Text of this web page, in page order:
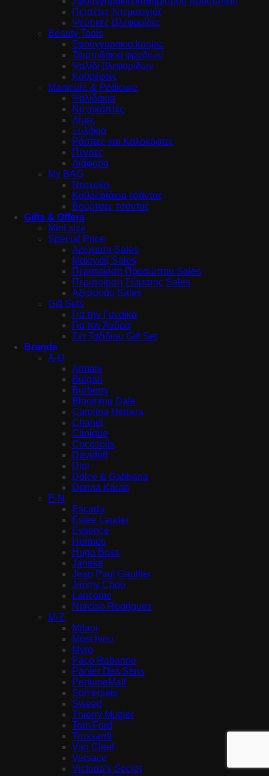
Πετσέτες Ντεμακιγιάζ
Ψεύτικες Βλεφαρίδες
Beauty Tools
Σφουγγαράκια konjac
Τσιμπιδάκια φρυδιών
Ψαλίδι βλεφαρίδων
Καθρέφτες
Manicure & Pedicure
Ψαλιδάκια
Νυχοκόπτες
Λίμες
Ξυλάκια
Ράσπες και Καλοκόφτες
Πένσες
Διάφορα
My BAG
Νεσεσέρ
Καθρεφτάκια τσάντας
Βούρτσες τσάντας
Gifts & Offers
Mini size
Special Price
Αρώματα Sales
Μακιγιάζ Sales
Περιποίηση Προσώπου Sales
Περιποίηση Σώματος Sales
Αξεσουάρ Sales
Gift Sets
Για την Γυναίκα
Για τον Άνδρα
Σετ Ταξιδιού Gift Set
Brands
A-D
Armani
Bulgari
Burberry
Blooming Dale
Carolina Herrera
Chanel
Clinique
Cocosolis
Davidoff
Dior
Dolce & Gabbana
Donna Karan
E-N
Escada
Estee Lauder
Essence
Hermes
Hugo Boss
Janeke
Jean Paul Gaultier
Jimmy Choo
Lancome
Narciso Rodriguez
M-Z
Milani
Moschino
Myro
Paco Rabanne
Panier Des Sens
PerfumeMall
Somersets
Sweed
Thierry Mugler
Tom Ford
Trussardi
Van Cleef
Versace
Victoria’s Secret